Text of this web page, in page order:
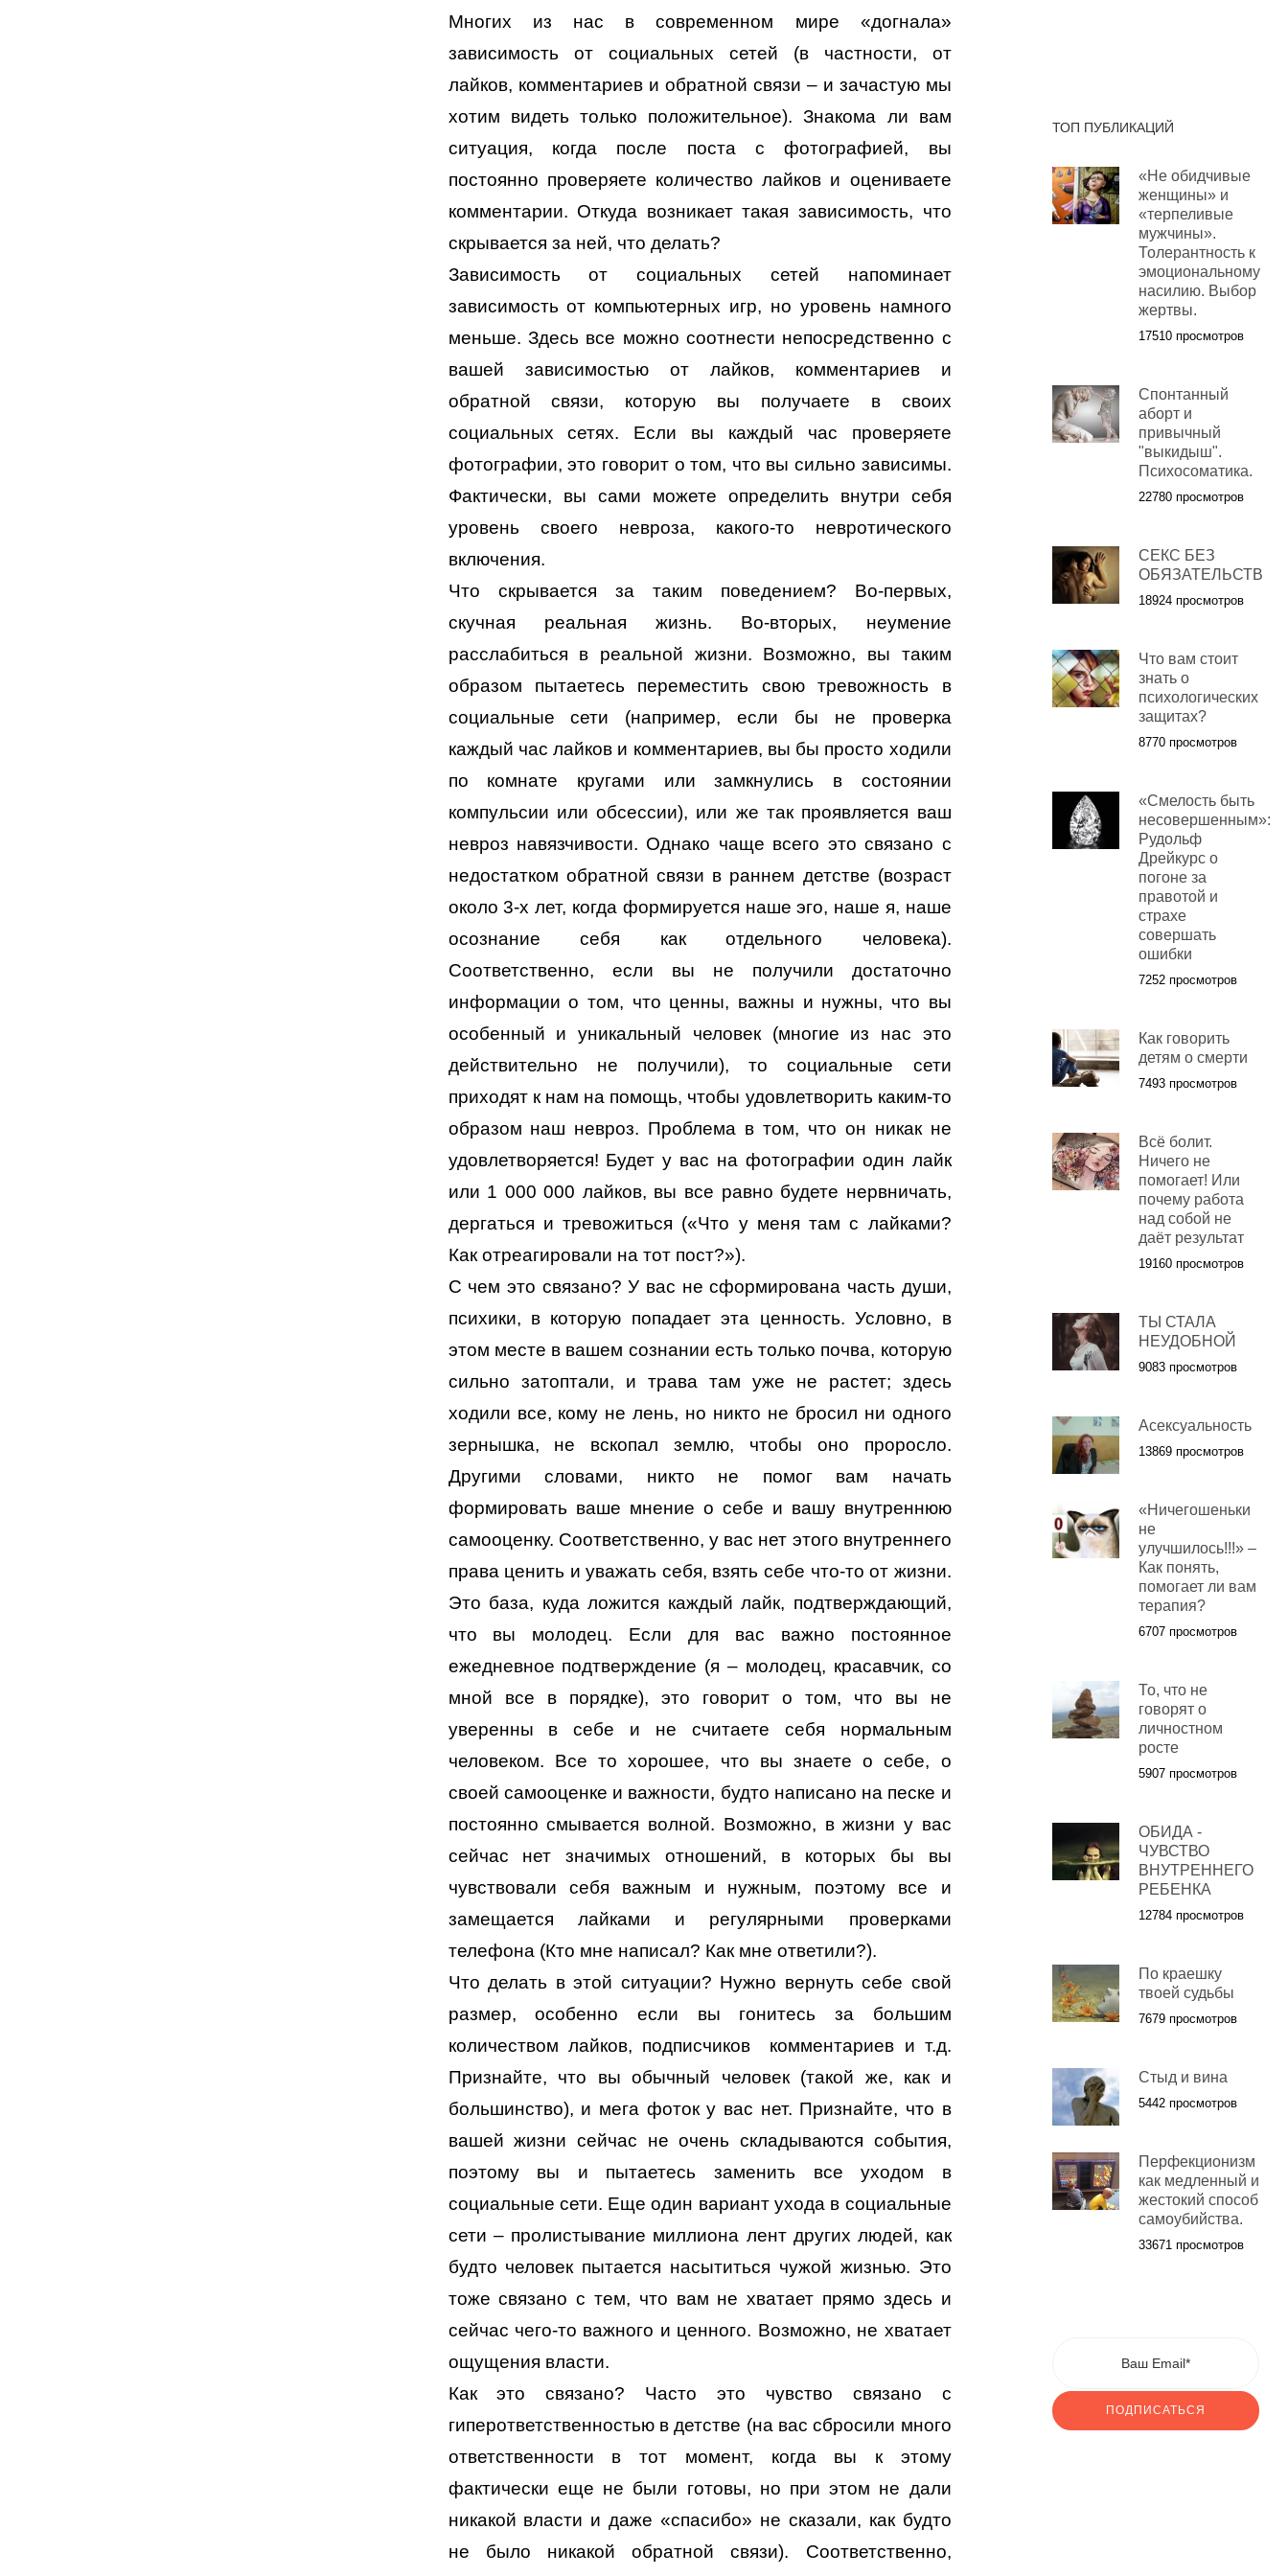
Многих из нас в современном мире «догнала»
зависимость от социальных сетей (в частности, от
лайков, комментариев и обратной связи – и зачастую мы
хотим видеть только положительное). Знакома ли вам
ситуация, когда после поста с фотографией, вы
постоянно проверяете количество лайков и оцениваете
комментарии. Откуда возникает такая зависимость, что
скрывается за ней, что делать?
Зависимость от социальных сетей напоминает
зависимость от компьютерных игр, но уровень намного
меньше. Здесь все можно соотнести непосредственно с
вашей зависимостью от лайков, комментариев и
обратной связи, которую вы получаете в своих
социальных сетях. Если вы каждый час проверяете
фотографии, это говорит о том, что вы сильно зависимы.
Фактически, вы сами можете определить внутри себя
уровень своего невроза, какого-то невротического
включения.
Что скрывается за таким поведением? Во-первых,
скучная реальная жизнь. Во-вторых, неумение
расслабиться в реальной жизни. Возможно, вы таким
образом пытаетесь переместить свою тревожность в
социальные сети (например, если бы не проверка
каждый час лайков и комментариев, вы бы просто ходили
по комнате кругами или замкнулись в состоянии
компульсии или обсессии), или же так проявляется ваш
невроз навязчивости. Однако чаще всего это связано с
недостатком обратной связи в раннем детстве (возраст
около 3-х лет, когда формируется наше эго, наше я, наше
осознание себя как отдельного человека).
Соответственно, если вы не получили достаточно
информации о том, что ценны, важны и нужны, что вы
особенный и уникальный человек (многие из нас это
действительно не получили), то социальные сети
приходят к нам на помощь, чтобы удовлетворить каким-то
образом наш невроз. Проблема в том, что он никак не
удовлетворяется! Будет у вас на фотографии один лайк
или 1 000 000 лайков, вы все равно будете нервничать,
дергаться и тревожиться («Что у меня там с лайками?
Как отреагировали на тот пост?»).
С чем это связано? У вас не сформирована часть души,
психики, в которую попадает эта ценность. Условно, в
этом месте в вашем сознании есть только почва, которую
сильно затоптали, и трава там уже не растет; здесь
ходили все, кому не лень, но никто не бросил ни одного
зернышка, не вскопал землю, чтобы оно проросло.
Другими словами, никто не помог вам начать
формировать ваше мнение о себе и вашу внутреннюю
самооценку. Соответственно, у вас нет этого внутреннего
права ценить и уважать себя, взять себе что-то от жизни.
Это база, куда ложится каждый лайк, подтверждающий,
что вы молодец. Если для вас важно постоянное
ежедневное подтверждение (я – молодец, красавчик, со
мной все в порядке), это говорит о том, что вы не
уверенны в себе и не считаете себя нормальным
человеком. Все то хорошее, что вы знаете о себе, о
своей самооценке и важности, будто написано на песке и
постоянно смывается волной. Возможно, в жизни у вас
сейчас нет значимых отношений, в которых бы вы
чувствовали себя важным и нужным, поэтому все и
замещается лайками и регулярными проверками
телефона (Кто мне написал? Как мне ответили?).
Что делать в этой ситуации? Нужно вернуть себе свой
размер, особенно если вы гонитесь за большим
количеством лайков, подписчиков комментариев и т.д.
Признайте, что вы обычный человек (такой же, как и
большинство), и мега фоток у вас нет. Признайте, что в
вашей жизни сейчас не очень складываются события,
поэтому вы и пытаетесь заменить все уходом в
социальные сети. Еще один вариант ухода в социальные
сети – пролистывание миллиона лент других людей, как
будто человек пытается насытиться чужой жизнью. Это
тоже связано с тем, что вам не хватает прямо здесь и
сейчас чего-то важного и ценного. Возможно, не хватает
ощущения власти.
Как это связано? Часто это чувство связано с
гиперответственностью в детстве (на вас сбросили много
ответственности в тот момент, когда вы к этому
фактически еще не были готовы, но при этом не дали
никакой власти и даже «спасибо» не сказали, как будто
не было никакой обратной связи). Соответственно,
ТОП ПУБЛИКАЦИЙ
«Не обидчивые
женщины» и
«терпеливые
мужчины».
Толерантность к
эмоциональному
насилию. Выбор
жертвы.
17510 просмотров
Спонтанный
аборт и
привычный
"выкидыш".
Психосоматика.
22780 просмотров
СЕКС БЕЗ
ОБЯЗАТЕЛЬСТВ
18924 просмотров
Что вам стоит
знать о
психологических
защитах?
8770 просмотров
«Смелость быть
несовершенным»:
Рудольф
Дрейкурс о
погоне за
правотой и
страхе
совершать
ошибки
7252 просмотров
Как говорить
детям о смерти
7493 просмотров
Всё болит.
Ничего не
помогает! Или
почему работа
над собой не
даёт результат
19160 просмотров
ТЫ СТАЛА
НЕУДОБНОЙ
9083 просмотров
Асексуальность
13869 просмотров
«Ничегошеньки
не
улучшилось!!!» –
Как понять,
помогает ли вам
терапия?
6707 просмотров
То, что не
говорят о
личностном
росте
5907 просмотров
ОБИДА -
ЧУВСТВО
ВНУТРЕННЕГО
РЕБЕНКА
12784 просмотров
По краешку
твоей судьбы
7679 просмотров
Стыд и вина
5442 просмотров
Перфекционизм
как медленный и
жестокий способ
самоубийства.
33671 просмотров
ПОДПИСАТЬСЯ